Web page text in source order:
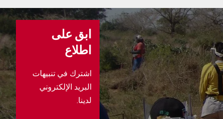
ابق على
اطلاع
اشترك في تنبيهات
البريد الإلكتروني
لدينا.